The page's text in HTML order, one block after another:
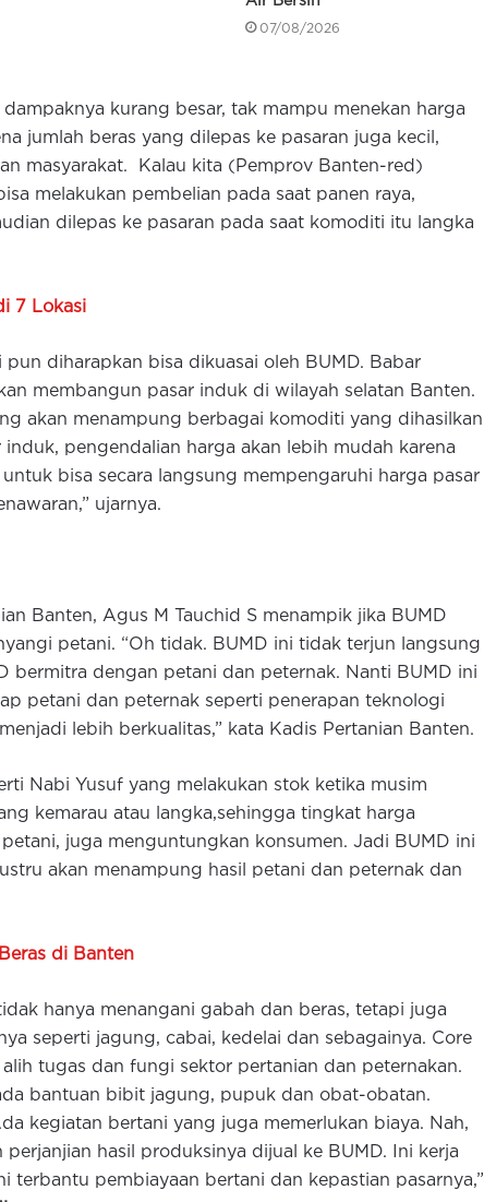
07/08/2026
kurang besar, tak mampu menekan harga
jumlah beras yang dilepas ke pasaran juga kecil,
masyarakat. Kalau kita (Pemprov Banten-red)
melakukan pembelian pada saat panen raya,
dilepas ke pasaran pada saat komoditi itu langka
7 Lokasi
diharapkan bisa dikuasai oleh BUMD. Babar
membangun pasar induk di wilayah selatan Banten.
akan menampung berbagai komoditi yang dihasilkan
induk, pengendalian harga akan lebih mudah karena
bisa secara langsung mempengaruhi harga pasar
ujarnya.
Banten, Agus M Tauchid S menampik jika BUMD
petani. “Oh tidak. BUMD ini tidak terjun langsung
bermitra dengan petani dan peternak. Nanti BUMD ini
petani dan peternak seperti penerapan teknologi
lebih berkualitas,” kata Kadis Pertanian Banten.
Nabi Yusuf yang melakukan stok ketika musim
kemarau atau langka,sehingga tingkat harga
juga menguntungkan konsumen. Jadi BUMD ini
akan menampung hasil petani dan peternak dan
di Banten
hanya menangani gabah dan beras, tetapi juga
seperti jagung, cabai, kedelai dan sebagainya. Core
tugas dan fungi sektor pertanian dan peternakan.
bantuan bibit jagung, pupuk dan obat-obatan.
kegiatan bertani yang juga memerlukan biaya. Nah,
hasil produksinya dijual ke BUMD. Ini kerja
terbantu pembiayaan bertani dan kepastian pasarnya,”
Gubernur Jakarta dan Banten
Tinjau Lokasi Pusat Peternakan dan
Pertanian di Ciangir
Hadapi Musim Kemarau, Lebak